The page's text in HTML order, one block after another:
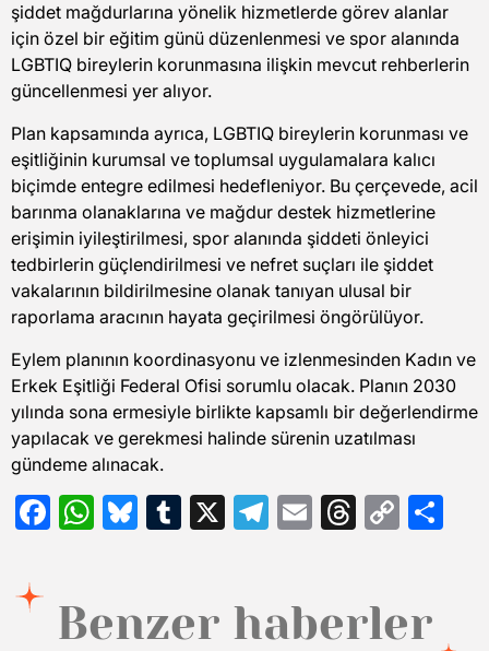
şiddet mağdurlarına yönelik hizmetlerde görev alanlar
için özel bir eğitim günü düzenlenmesi ve spor alanında
LGBTIQ bireylerin korunmasına ilişkin mevcut rehberlerin
güncellenmesi yer alıyor.
Plan kapsamında ayrıca, LGBTIQ bireylerin korunması ve
eşitliğinin kurumsal ve toplumsal uygulamalara kalıcı
biçimde entegre edilmesi hedefleniyor. Bu çerçevede, acil
barınma olanaklarına ve mağdur destek hizmetlerine
erişimin iyileştirilmesi, spor alanında şiddeti önleyici
tedbirlerin güçlendirilmesi ve nefret suçları ile şiddet
vakalarının bildirilmesine olanak tanıyan ulusal bir
raporlama aracının hayata geçirilmesi öngörülüyor.
Eylem planının koordinasyonu ve izlenmesinden Kadın ve
Erkek Eşitliği Federal Ofisi sorumlu olacak. Planın 2030
yılında sona ermesiyle birlikte kapsamlı bir değerlendirme
yapılacak ve gerekmesi halinde sürenin uzatılması
gündeme alınacak.
Facebook
WhatsApp
Bluesky
Tumblr
X Telegram
EmailThreads
Copy
Benzer haberler